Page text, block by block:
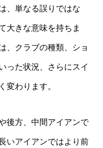
、単なる誤りではな
大きな意味を持ちま
、クラブの種類、ショ
った状況、さらにスイ
変わります。
後方、中間アイアンで
いアイアンではより前